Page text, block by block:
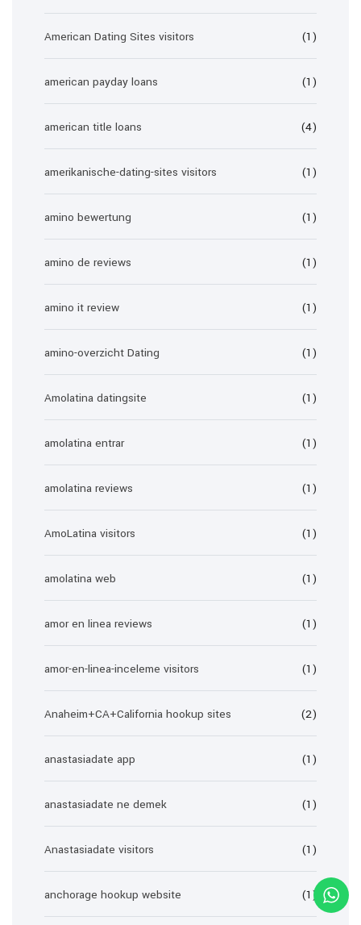
American Dating Sites visitors (1)
american payday loans (1)
american title loans (4)
amerikanische-dating-sites visitors (1)
amino bewertung (1)
amino de reviews (1)
amino it review (1)
amino-overzicht Dating (1)
Amolatina datingsite (1)
amolatina entrar (1)
amolatina reviews (1)
AmoLatina visitors (1)
amolatina web (1)
amor en linea reviews (1)
amor-en-linea-inceleme visitors (1)
Anaheim+CA+California hookup sites (2)
anastasiadate app (1)
anastasiadate ne demek (1)
Anastasiadate visitors (1)
anchorage hookup website (1)